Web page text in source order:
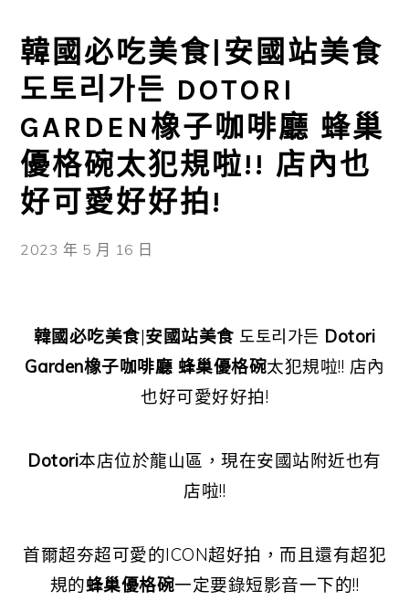
韓國必吃美食|安國站美食
도토리가든 DOTORI
GARDEN橡子咖啡廳 蜂巢
優格碗太犯規啦!! 店內也
好可愛好好拍!
2023 年 5 月 16 日
韓國必吃美食|安國站美食 도토리가든 Dotori
Garden橡子咖啡廳 蜂巢優格碗太犯規啦!! 店內
也好可愛好好拍!
Dotori本店位於龍山區，現在安國站附近也有
店啦!!
首爾超夯超可愛的ICON超好拍，而且還有超犯
規的蜂巢優格碗一定要錄短影音一下的!!